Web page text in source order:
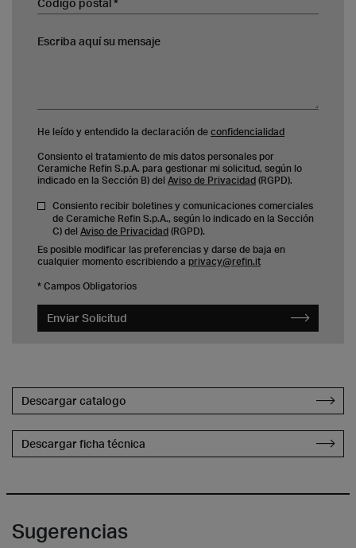
Escriba aquí su mensaje
He leído y entendido la declaración de confidencialidad
Consiento el tratamiento de mis datos personales por
Ceramiche Refin S.p.A. para gestionar mi solicitud, según lo
indicado en la Sección B) del Aviso de Privacidad (RGPD).
Consiento recibir boletines y comunicaciones comerciales
de Ceramiche Refin S.p.A., según lo indicado en la Sección
C) del Aviso de Privacidad (RGPD).
Es posible modificar las preferencias y darse de baja en
cualquier momento escribiendo a privacy@refin.it
* Campos Obligatorios
Enviar Solicitud
Descargar catalogo
Descargar ficha técnica
Sugerencias